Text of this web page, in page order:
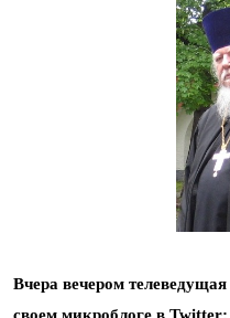
Вчера вечером